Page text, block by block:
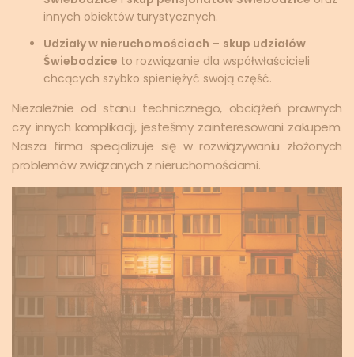
innych obiektów turystycznych.
Udziały w nieruchomościach – skup udziałów
Świebodzice to rozwiązanie dla współwłaścicieli
chcących szybko spieniężyć swoją część.
Niezależnie od stanu technicznego, obciążeń prawnych
czy innych komplikacji, jesteśmy zainteresowani zakupem.
Nasza firma specjalizuje się w rozwiązywaniu złożonych
problemów związanych z nieruchomościami.